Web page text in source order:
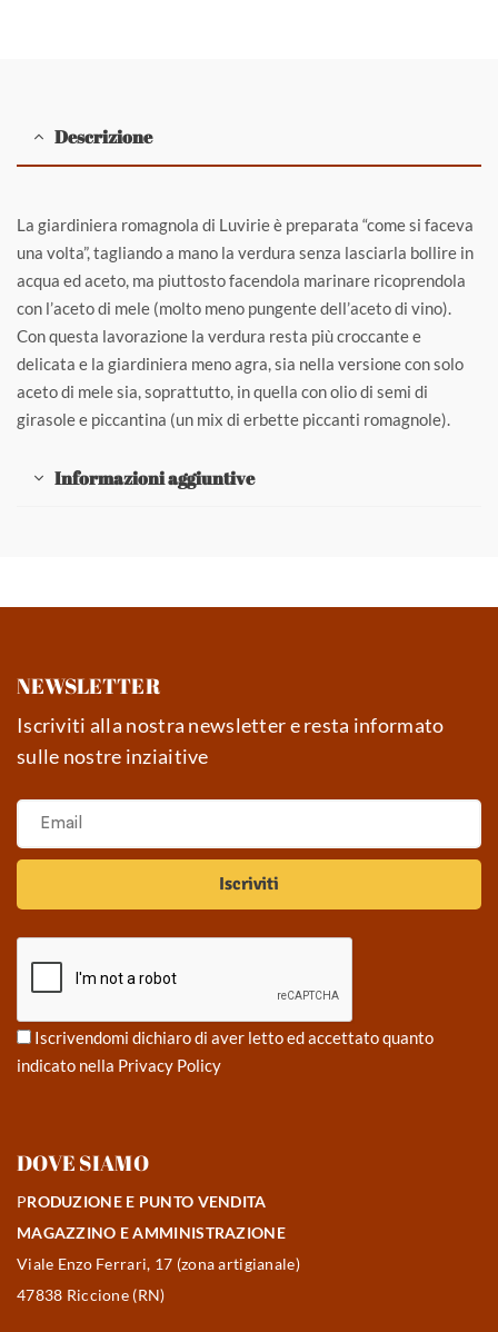
Descrizione
La giardiniera romagnola di Luvirie è preparata “come si faceva
una volta”, tagliando a mano la verdura senza lasciarla bollire in
acqua ed aceto, ma piuttosto facendola marinare ricoprendola
con l’aceto di mele (molto meno pungente dell’aceto di vino).
Con questa lavorazione la verdura resta più croccante e
delicata e la giardiniera meno agra, sia nella versione con solo
aceto di mele sia, soprattutto, in quella con olio di semi di
girasole e piccantina (un mix di erbette piccanti romagnole).
Informazioni aggiuntive
NEWSLETTER
Iscriviti alla nostra newsletter e resta informato
sulle nostre inziaitive
Iscrivendomi dichiaro di aver letto ed accettato quanto
indicato nella Privacy Policy
DOVE SIAMO
PRODUZIONE E PUNTO VENDITA
MAGAZZINO E AMMINISTRAZIONE
Viale Enzo Ferrari, 17 (zona artigianale)
47838 Riccione (RN)